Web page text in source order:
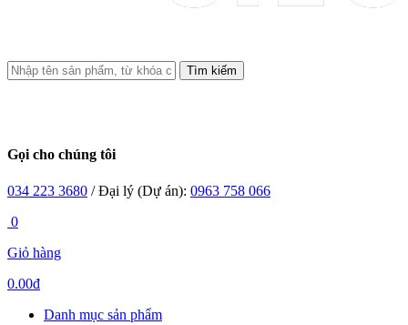
Tìm kiếm
Gọi cho chúng tôi
034 223 3680 / Đại lý (Dự án): 0963 758 066
0
Giỏ hàng
0.00đ
Danh mục sản phẩm